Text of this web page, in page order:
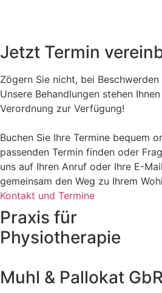
Jetzt Termin
Zögern Sie nicht, bei
Unsere Behandlungen stehen
Verordnung zur Verfügung!
Buchen Sie Ihre Termine bequem
passenden Termin finden oder
uns auf Ihren Anruf oder Ihre E-
gemeinsam den Weg zu Ihrem
Kontakt und Termine
Praxis für
Physiotherapie
Muhl & Pallokat GbR